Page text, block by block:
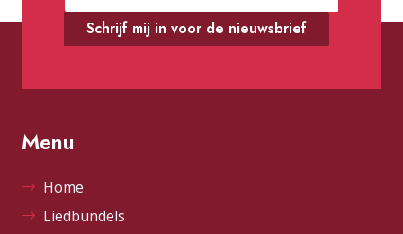
Schrijf mij in voor de nieuwsbrief
Menu
Home
Liedbundels